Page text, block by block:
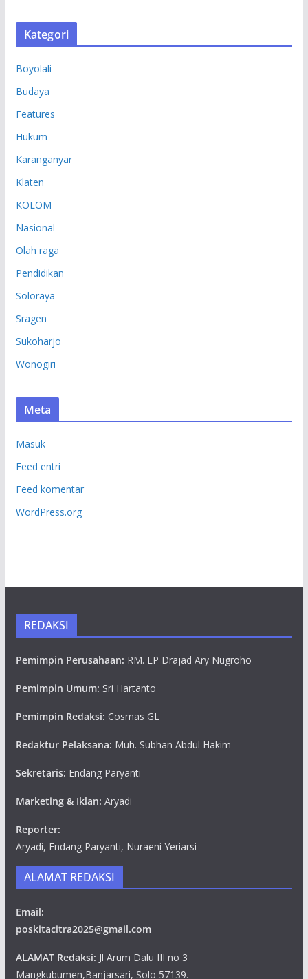
R
S
Kategori
Boyolali
Budaya
Features
Hukum
Karanganyar
Klaten
KOLOM
Nasional
Olah raga
Pendidikan
Soloraya
Sragen
Sukoharjo
Wonogiri
Meta
Masuk
Feed entri
Feed komentar
WordPress.org
REDAKSI
Pemimpin Perusahaan: RM. EP Drajad Ary Nugroho
Pemimpin Umum: Sri Hartanto
Pemimpin Redaksi: Cosmas GL
Redaktur Pelaksana: Muh. Subhan Abdul Hakim
Sekretaris: Endang Paryanti
Marketing & Iklan: Aryadi
Reporter:
Aryadi, Endang Paryanti, Nuraeni Yeriarsi
ALAMAT REDAKSI
Email:
poskitacitra2025@gmail.com
ALAMAT Redaksi: Jl Arum Dalu III no 3
Mangkubumen,Banjarsari, Solo 57139.